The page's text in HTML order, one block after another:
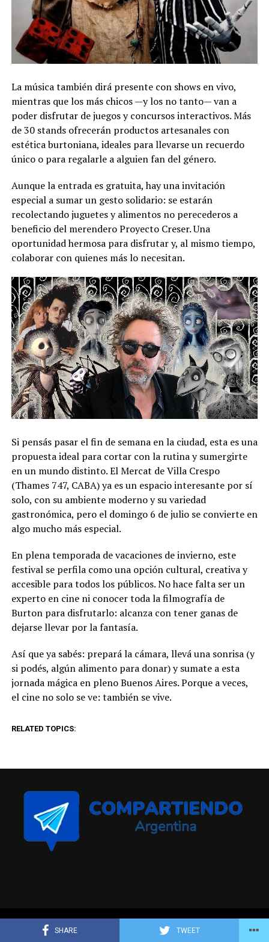
SHARE TWEET
La música también dirá presente con shows en vivo,
mientras que los más chicos —y los no tanto— van a
poder disfrutar de juegos y concursos interactivos. Más
de 30 stands ofrecerán productos artesanales con
estética burtoniana, ideales para llevarse un recuerdo
único o para regalarle a alguien fan del género.
Aunque la entrada es gratuita, hay una invitación
especial a sumar un gesto solidario: se estarán
recolectando juguetes y alimentos no perecederos a
beneficio del merendero Proyecto Creser. Una
oportunidad hermosa para disfrutar y, al mismo tiempo,
colaborar con quienes más lo necesitan.
Si pensás pasar el fin de semana en la ciudad, esta es una
propuesta ideal para cortar con la rutina y sumergirte
en un mundo distinto. El Mercat de Villa Crespo
(Thames 747, CABA) ya es un espacio interesante por sí
solo, con su ambiente moderno y su variedad
gastronómica, pero el domingo 6 de julio se convierte en
algo mucho más especial.
En plena temporada de vacaciones de invierno, este
festival se perfila como una opción cultural, creativa y
accesible para todos los públicos. No hace falta ser un
experto en cine ni conocer toda la filmografía de
Burton para disfrutarlo: alcanza con tener ganas de
dejarse llevar por la fantasía.
Así que ya sabés: prepará la cámara, llevá una sonrisa (y
si podés, algún alimento para donar) y sumate a esta
jornada mágica en pleno Buenos Aires. Porque a veces,
el cine no solo se ve: también se vive.
RELATED TOPICS:
Compartiendo Argentina © Todos los derechos reservados